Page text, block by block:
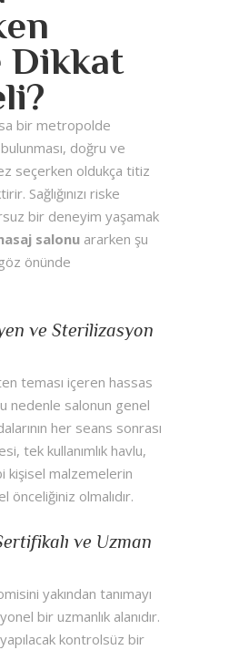
Dikkat
bir metropolde
doğru ve
seçerken oldukça titiz
Sağlığınızı riske
bir deneyim yaşamak
salonu ararken şu
önünde
ve Sterilizasyon
teması içeren hassas
nedenle salonun genel
her seans sonrası
tek kullanımlık havlu,
kişisel malzemelerin
önceliğiniz olmalıdır.
ve Uzman
yakından tanımayı
bir uzmanlık alanıdır.
kontrolsüz bir